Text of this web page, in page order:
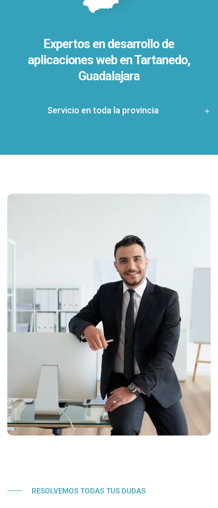
Expertos en desarrollo de
aplicaciones web en Tartanedo,
Guadalajara
Servicio en toda la provincia
RESOLVEMOS TODAS TUS DUDAS